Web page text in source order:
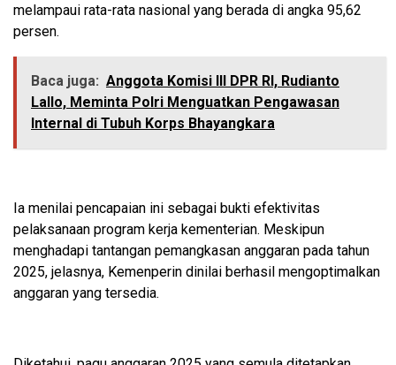
melampaui rata-rata nasional yang berada di angka 95,62
persen.
Baca juga: Anggota Komisi III DPR RI, Rudianto
Lallo, Meminta Polri Menguatkan Pengawasan
Internal di Tubuh Korps Bhayangkara
Ia menilai pencapaian ini sebagai bukti efektivitas
pelaksanaan program kerja kementerian. Meskipun
menghadapi tantangan pemangkasan anggaran pada tahun
2025, jelasnya, Kemenperin dinilai berhasil mengoptimalkan
anggaran yang tersedia.